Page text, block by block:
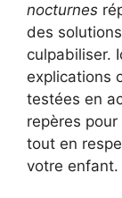
nocturnes
des
culpabiliser.
explications
testées en
repères
tout en
votre enfant.